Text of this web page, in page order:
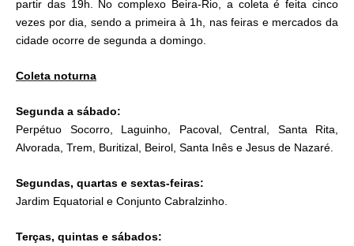
partir das 19h. No complexo Beira-Rio, a coleta é feita cinco
vezes por dia, sendo a primeira à 1h, nas feiras e mercados da
cidade ocorre de segunda a domingo.
Coleta noturna
Segunda a sábado:
Perpétuo Socorro, Laguinho, Pacoval, Central, Santa Rita,
Alvorada, Trem, Buritizal, Beirol, Santa Inês e Jesus de Nazaré.
Segundas, quartas e sextas-feiras:
Jardim Equatorial e Conjunto Cabralzinho.
Terças, quintas e sábados: